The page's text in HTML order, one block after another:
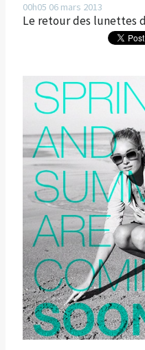
00h05 06 mars 2013
Le retour des lunettes